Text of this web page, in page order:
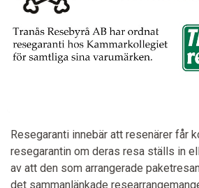
Resegaranti innebär att resenärer får
resegarantin om deras resa ställs in
av att den som arrangerade
det sammanlänkade